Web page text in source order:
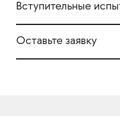
Вступительные
Оставьте заявку